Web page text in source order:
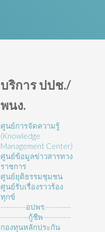
บริการ ปปช./
พนง.
ศูนย์การจัดความรู้
(Knowledge
Management Center)
ศูนย์ข้อมูลข่าวสารทาง
ราชการ
ศูนย์ยุติธรรมชุมชน
ศูนย์รับเรื่องราวร้อง
ทุกข์
----------อปพร.----------
-----------กู้ชีพ-----------
กองทุนหลักประกัน